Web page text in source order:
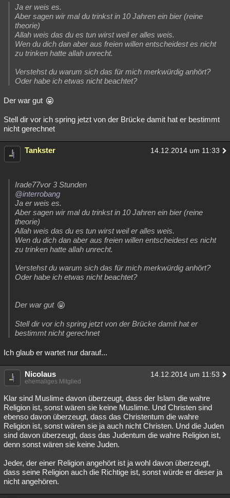
Ja er weis es.
Aber sagen wir mal du trinkst in 10 Jahren ein bier (reine
theorie)
Allah weis das du es tun wirst weil er alles weis.
Wen du dich dan aber aus freien willen entscheidest es nicht
zu trinken hatte allah unrecht.
Verstehst du warum sich das für mich merkwürdig anhört?
Oder habe ich etwas nicht beachtet?
Der war gut
Stell dir vor ich spring jetzt von der Brücke damit hat er bestimmt
nicht gerechnet
Tankster 14.12.2014 um 11:33
Irade77vor 3 Stunden
@interrobang
Ja er weis es.
Aber sagen wir mal du trinkst in 10 Jahren ein bier (reine
theorie)
Allah weis das du es tun wirst weil er alles weis.
Wen du dich dan aber aus freien willen entscheidest es nicht
zu trinken hatte allah unrecht.
Verstehst du warum sich das für mich merkwürdig anhört?
Oder habe ich etwas nicht beachtet?
Der war gut
Stell dir vor ich spring jetzt von der Brücke damit hat er
bestimmt nicht gerechnet
Ich glaub er wartet nur darauf...
Nicolaus 14.12.2014 um 11:53
ehemaliges Mitglied
Klar sind Muslime davon überzeugt, dass der Islam die wahre
Religion ist, sonst wären sie keine Muslime. Und Christen sind
ebenso davon überzeugt, dass das Christentum die wahre
Religion ist, sonst wären sie ja auch nicht Christen. Und die Juden
sind davon überzeugt, dass das Judentum die wahre Religion ist,
denn sonst wären sie keine Juden.
Jeder, der einer Religion angehört ist ja wohl davon überzeugt,
dass seine Religion auch die Richtige ist, sonst würde er dieser ja
nicht angehören.